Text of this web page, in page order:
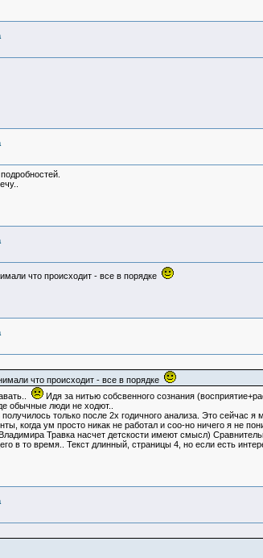
что происходит - все в порядке
что происходит - все в порядке
Идя за нитью собсвенного сознания
обычные люди не ходют..
только после 2х годичного анализа. Это сейчас я
когда ум просто никак не работал и соо-но ничего я не
Травка насчет детскости имеют смысл)
в то время.. Текст длинный, страницы 4, но если есть